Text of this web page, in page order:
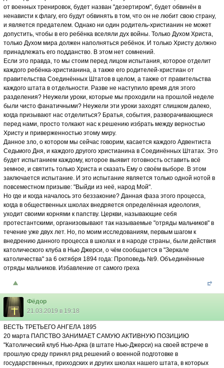
от военных тренировок, будет назван "дезертиром", будет обвинён в
ненависти к флагу, его будут обвинять в том, что он не любит свою страну,
и является предателем. Однако ни один родитель-христианин не может
допустить, чтобы в его ребёнка вселяли дух войны. Только Духом Христа,
только Духом мира должен наполняться ребёнок. И только Христу должно
принадлежать его подданство. В этом нет сомнений.
Если это правда, то мы стоим перед лицом испытания, которое отделит
каждого ребёнка-христианина, а также его родителей-христиан от
правительства Соединённых Штатов в целом, а также от правительства
каждого штата в отдельности. Разве не наступило время для этого
разделения? Неужели уроки, которые мы проходили на прошлой неделе
были чисто фанатичными? Неужели эти уроки заходят слишком далеко,
когда призывают нас отделиться? Братья, события, разворачивающиеся
перед нами, просто толкают нас к решению избрать между верностью
Христу и приверженностью этому миру.
Данное зло, о котором мы сейчас говорим, касается каждого Адвентиста
Седьмого Дня, и каждого другого христианина в Соединённых Штатах. Это
будет испытанием каждому, которое выявит готовность оставить всё
земное, и святить только Христа и сказать Ему о своём выборе. В этом
заключается испытание. И это испытание является только одной нотой в
повсеместном призыве: "Выйди из неё, народ Мой".
Но где и когда началось это беззаконие? Данная фаза этого процесса,
когда в общественных школах внедряется определённая идеология,
уходит своими корнями к папству. Церкви, называющие себя
протестантскими, организовывают так называемые "отряды мальчиков" в
течение уже двух лет. Но, по моим исследованиям, первым шагом к
внедрению данного процесса в школах и в народе страны, были действия
католического клуба в Нью Джерси, о чём сообщается в "Зеркале
католичества" за 6 октября 1894 года: Проповедь №9. Объединённые
отряды мальчиков. Избавление от самого греха
Фёдор
21.03.2019 в 19:18
ВЕСТЬ ТРЕТЬЕГО АНГЕЛА 1895
20 марта ПАПСТВО ЗАНИМАЕТ САМУЮ АКТИВНУЮ ПОЗИЦИЮ
"Католический клуб Нью-Арка (в штате Нью-Джерси) на своей встрече в
прошлую среду принял ряд решений о военной подготовке в
государственных, приходских и других школах нашего штата, в которых